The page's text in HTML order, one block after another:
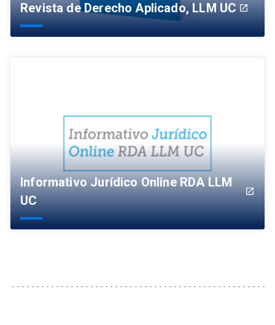
Revista de Derecho Aplicado, LLM UC launch
Informativo Jurídico Online RDA LLM
UC
launch